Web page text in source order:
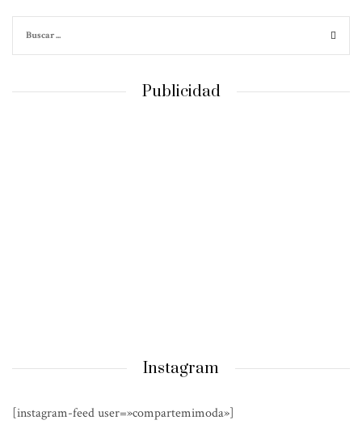
Publicidad
Instagram
[instagram-feed user=»compartemimoda»]